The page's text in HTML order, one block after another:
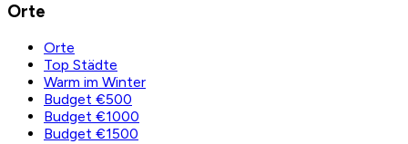
Orte
Orte
Top Städte
Warm im Winter
Budget €500
Budget €1000
Budget €1500